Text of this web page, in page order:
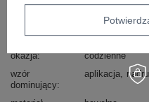
CALIMERA
styl
casual
okazja
codzienne
wzór
dominujący
aplikacja